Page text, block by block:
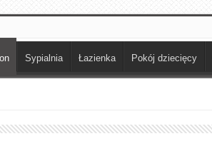
Sypialnia Łazienka Pokój dziecięcy